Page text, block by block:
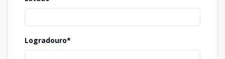
Logradouro*